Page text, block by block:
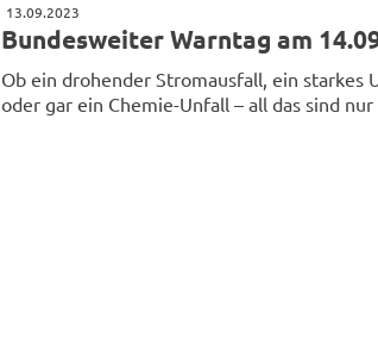
13.09.2023
Bundesweiter Warntag am
Ob ein drohender Stromausfall, ein starkes
oder gar ein Chemie-Unfall – all das sind nur